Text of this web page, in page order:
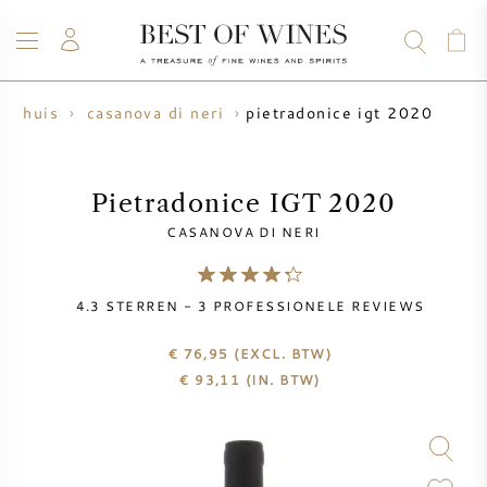
WIJN
NIEUW BINNEN
CHAMPAGNE
WHISKY
RUM
STERKE DRANK
SALE
WHISKY SALE
UW WIJN VERKOPEN
BLOG
OVER ONS
casanova di neri pietradonice igt 2020
Pietradonice IGT 2020
CASANOVA DI NERI
4.3 STERREN - 3 PROFESSIONELE REVIEWS
€ 76,95 (EXCL. BTW)
€ 93,11 (IN. BTW)